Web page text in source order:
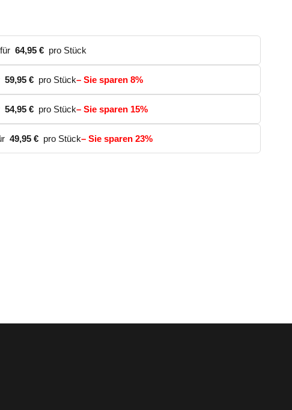
64,95 € pro Stück
59,95 € pro Stück– Sie sparen 8%
54,95 € pro Stück– Sie sparen 15%
49,95 € pro Stück– Sie sparen 23%